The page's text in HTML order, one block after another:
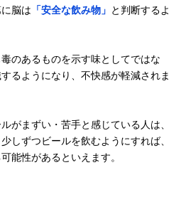
脳は 「安全な飲み物」 と判断するよ
のあるものを示す味としてではな
るようになり、不快感が軽減されま
がまずい・苦手と感じている人は、
しずつビールを飲むようにすれば、
能性があるといえます。